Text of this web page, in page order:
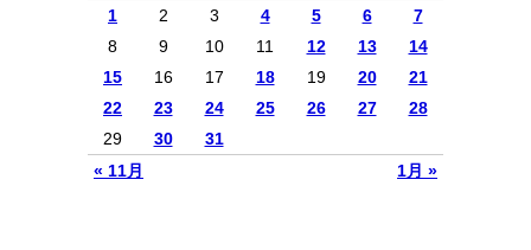
« 11月 1月 »
1 2 3 4 5 6
7
8
9 10 11 12 13
14
15
16 17 18 19 20
21
22
23 24 25 26 27
28
29
30 31